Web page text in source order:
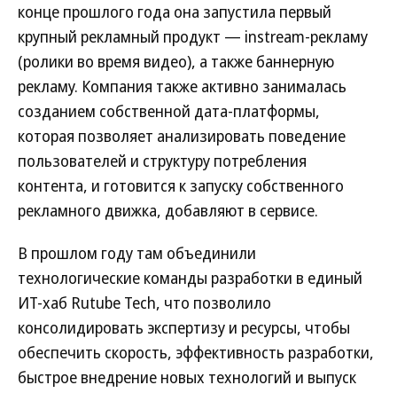
конце прошлого года она запустила первый
крупный рекламный продукт — instream-рекламу
(ролики во время видео), а также баннерную
рекламу. Компания также активно занималась
созданием собственной дата-платформы,
которая позволяет анализировать поведение
пользователей и структуру потребления
контента, и готовится к запуску собственного
рекламного движка, добавляют в сервисе.
В прошлом году там объединили
технологические команды разработки в единый
ИТ-хаб Rutube Tech, что позволило
консолидировать экспертизу и ресурсы, чтобы
обеспечить скорость, эффективность разработки,
быстрое внедрение новых технологий и выпуск